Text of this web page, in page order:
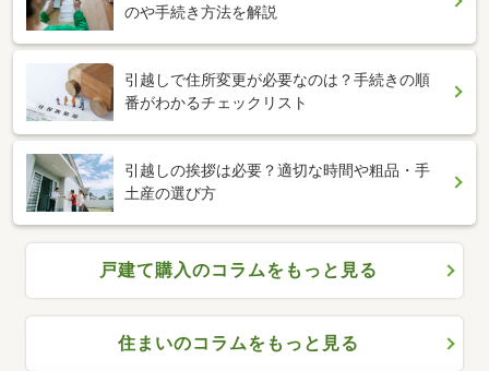
のや手続き方法を解説
引越しで住所変更が必要なのは？手続きの順
番がわかるチェックリスト
引越しの挨拶は必要？適切な時間や粗品・手
土産の選び方
戸建て購入のコラムをもっと見る
住まいのコラムをもっと見る